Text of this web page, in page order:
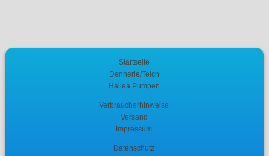
Startseite
Dennerle/Teich
Hailea Pumpen
Verbraucherhinweise
Versand
Impressum
Datenschutz